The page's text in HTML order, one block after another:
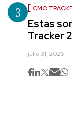
3 CMO
Estas
Tracker
julio 31, 2026